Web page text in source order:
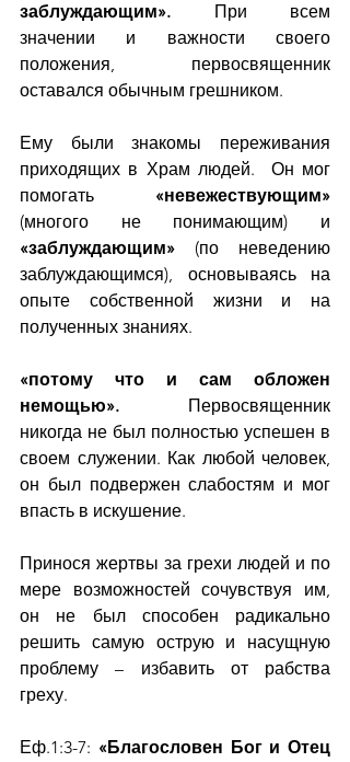
заблуждающим». При всем
значении и важности своего
положения, первосвященник
оставался обычным грешником.
Ему были знакомы переживания
приходящих в Храм людей.  Он мог
помогать «невежествующим»
«заблуждающим» (по неведению
заблуждающимся), основываясь на
опыте собственной жизни и на
полученных знаниях.
«потому что и сам обложен
немощью». Первосвященник
никогда не был полностью успешен в
своем служении. Как любой человек,
он был подвержен слабостям и мог
впасть в искушение.
Принося жертвы за грехи людей и по
мере возможностей сочувствуя им,
он не был способен радикально
решить самую острую и насущную
проблему – избавить от рабства
греху.
Еф.1:3-7: «Благословен Бог и Отец